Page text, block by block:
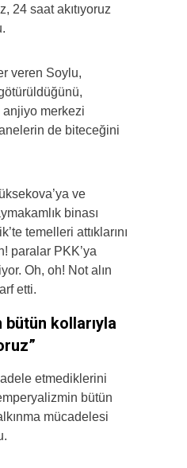
24 saat akıtıyoruz
veren Soylu,
anjiyo merkezi
de biteceğini
ve
binası
temelleri attıklarını
paralar PKK’ya
Oh, oh! Not alın
etti.
bütün kollarıyla
etmediklerini
bütün
mücadelesi